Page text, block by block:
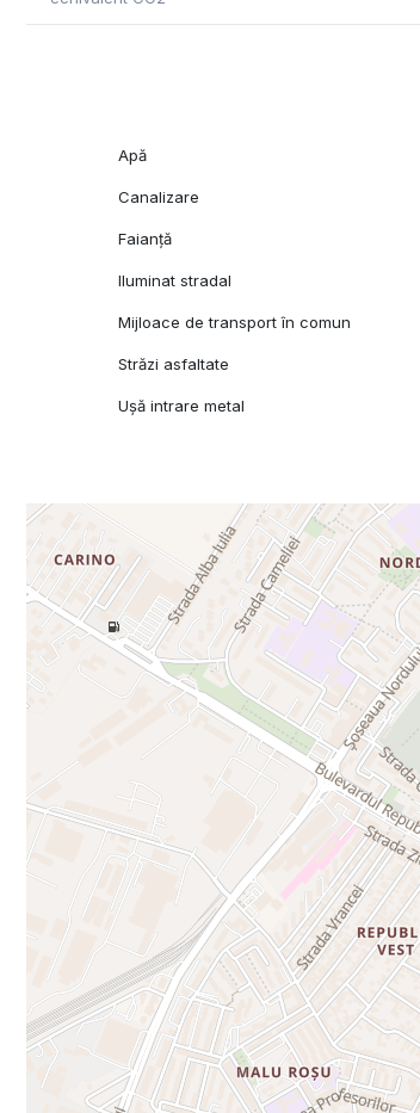
Apă
Canalizare
Faianță
Iluminat stradal
Mijloace de transport în comun
Străzi asfaltate
Ușă intrare metal